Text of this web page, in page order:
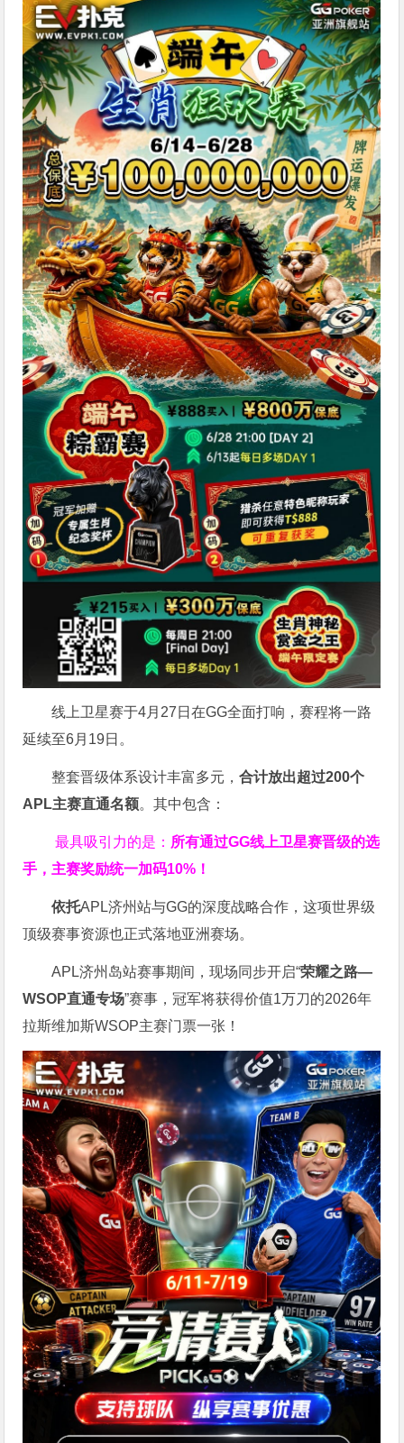
线上卫星赛于4月27日在GG全面打响，赛程将一路
延续至6月19日。
整套晋级体系设计丰富多元，合计放出超过200个
APL主赛直通名额。其中包含：
最具吸引力的是： 所有通过GG线上卫星赛晋级的选
手，主赛奖励统一加码10% ！
依托APL济州站与GG的深度战略合作，这项世界级
顶级赛事资源也正式落地亚洲赛场。
APL济州岛站赛事期间，现场同步开启“荣耀之路—
WSOP直通专场”赛事，冠军将获得价值1万刀的2026年
拉斯维加斯WSOP主赛门票一张！